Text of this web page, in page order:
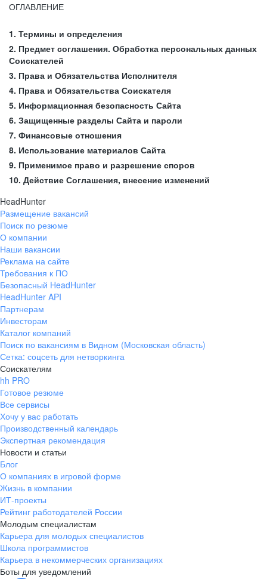
ОГЛАВЛЕНИЕ
1. Термины и определения
2. Предмет соглашения. Обработка персональных данных
Соискателей
3. Права и Обязательства Исполнителя
4. Права и Обязательства Соискателя
5. Информационная безопасность Сайта
6. Защищенные разделы Сайта и пароли
7. Финансовые отношения
8. Использование материалов Сайта
9. Применимое право и разрешение споров
10. Действие Соглашения, внесение изменений
HeadHunter
Размещение вакансий
Поиск по резюме
О компании
Наши вакансии
Реклама на сайте
Требования к ПО
Безопасный HeadHunter
HeadHunter API
Партнерам
Инвесторам
Каталог компаний
Поиск по вакансиям в Видном (Московская область)
Сетка: соцсеть для нетворкинга
Соискателям
hh PRO
Готовое резюме
Все сервисы
Хочу у вас работать
Производственный календарь
Экспертная рекомендация
Новости и статьи
Блог
О компаниях в игровой форме
Жизнь в компании
ИТ-проекты
Рейтинг работодателей России
Молодым специалистам
Карьера для молодых специалистов
Школа программистов
Карьера в некоммерческих организациях
Боты для уведомлений